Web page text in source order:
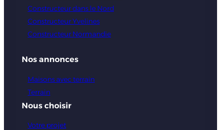
Constructeur dans le Nord
Constructeur Yvelines
Constructeur Normandie
Nos annonces
Maisons avec terrain
Terrain
Nous choisir
Votre projet